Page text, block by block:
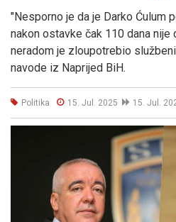
"Nesporno je da je Darko Ćulum
nakon ostavke čak 110 dana
neradom je zloupotrebio
navode iz Naprijed BiH.
Politika 15. Jul. 2025 15. Jul.